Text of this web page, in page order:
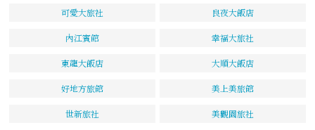
可愛大旅社 良夜大飯店
內江賓館 幸福大旅社
東龍大飯店 大順大飯店
好地方旅館 美上美旅館
世新旅社 美觀園旅社